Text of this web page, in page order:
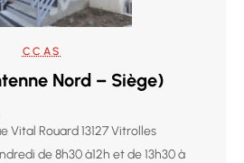
CCAS
Nord – Siège)
Vital Rouard 13127 Vitrolles
de 8h30 à12h et de 13h30 à